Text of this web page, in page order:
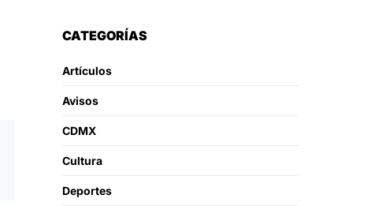
CATEGORÍAS
Artículos
Avisos
CDMX
Cultura
Deportes